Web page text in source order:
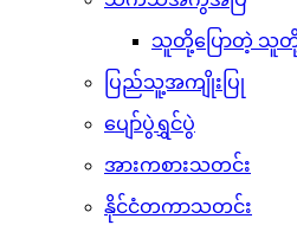
စိုက်ပျိုးရေး
မွေးမြူရေး
လက်မှုပညာ